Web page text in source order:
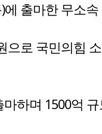
에 출마한 무소
으로 국민의힘
하며 1500억